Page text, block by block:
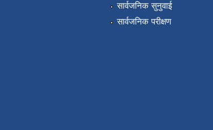
सार्वजनिक सुनुवाई
सार्वजनिक परीक्षण